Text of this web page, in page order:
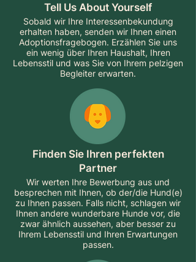
Tell Us About Yourself
Sobald wir Ihre Interessenbekundung
erhalten haben, senden wir Ihnen einen
Adoptionsfragebogen. Erzählen Sie uns
ein wenig über Ihren Haushalt, Ihren
Lebensstil und was Sie von Ihrem pelzigen
Begleiter erwarten.
Finden Sie Ihren perfekten
Partner
Wir werten Ihre Bewerbung aus und
besprechen mit Ihnen, ob der/die Hund(e)
zu Ihnen passen. Falls nicht, schlagen wir
Ihnen andere wunderbare Hunde vor, die
zwar ähnlich aussehen, aber besser zu
Ihrem Lebensstil und Ihren Erwartungen
passen.